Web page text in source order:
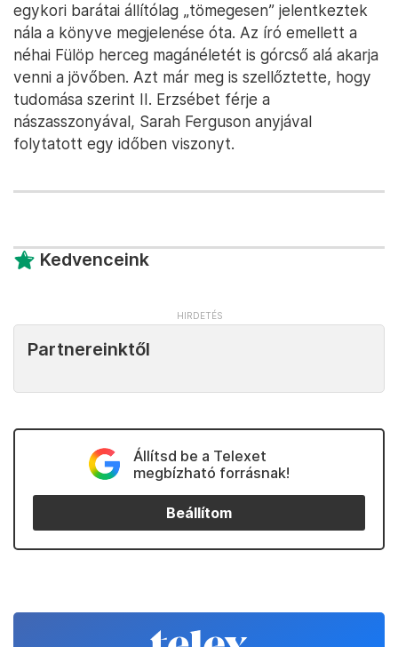
egykori barátai állítólag „tömegesen” jelentkeztek
nála a könyve megjelenése óta. Az író emellett a
néhai Fülöp herceg magánéletét is górcső alá akarja
venni a jövőben. Azt már meg is szellőztette, hogy
tudomása szerint II. Erzsébet férje a
nászasszonyával, Sarah Ferguson anyjával
folytatott egy időben viszonyt.
Kedvenceink
Partnereinktől
Állítsd be a Telexet
megbízható forrásnak!
Beállítom